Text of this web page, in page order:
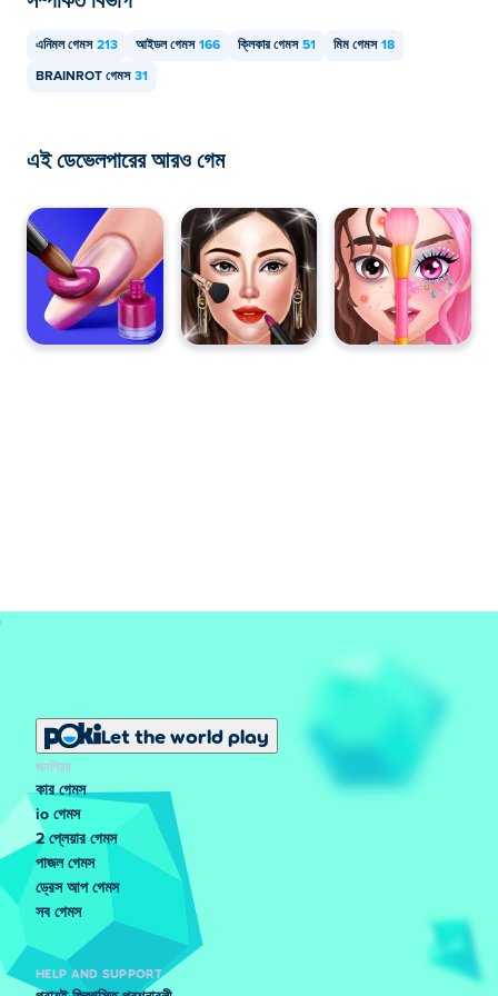
এনিমল গেমস 213 আইডল গেমস 166 ক্লিকার গেমস 51 মিম গেমস 18
BRAINROT গেমস 31
এই ডেভেলপারের আরও গেম
Let the world play
জনপ্রিয়
কার গেমস
io গেমস
2 প্লেয়ার গেমস
পাজল গেমস
ড্রেস আপ গেমস
সব গেমস
HELP AND SUPPORT